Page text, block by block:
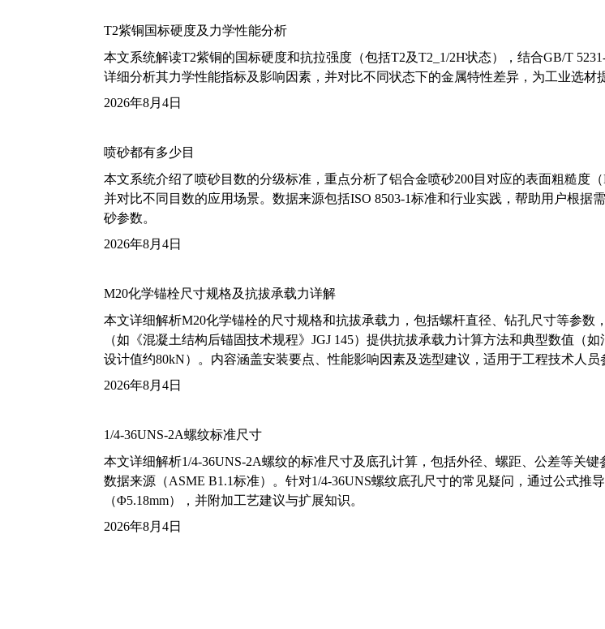
T2紫铜国标硬度及力学性能分析
本文系统解读T2紫铜的国标硬度和抗拉强度（包括T2及T2_1/2H状态），结合GB/T 5231-
详细分析其力学性能指标及影响因素，并对比不同状态下的金属特性差异，为工业选材
2026年8月4日
喷砂都有多少目
本文系统介绍了喷砂目数的分级标准，重点分析了铝合金喷砂200目对应的表面粗糙度（
并对比不同目数的应用场景。数据来源包括ISO 8503-1标准和行业实践，帮助用户根据
砂参数。
2026年8月4日
M20化学锚栓尺寸规格及抗拔承载力详解
本文详细解析M20化学锚栓的尺寸规格和抗拔承载力，包括螺杆直径、钻孔尺寸等参数
（如《混凝土结构后锚固技术规程》JGJ 145）提供抗拔承载力计算方法和典型数值（
设计值约80kN）。内容涵盖安装要点、性能影响因素及选型建议，适用于工程技术人员
2026年8月4日
1/4-36UNS-2A螺纹标准尺寸
本文详细解析1/4-36UNS-2A螺纹的标准尺寸及底孔计算，包括外径、螺距、公差等关键
数据来源（ASME B1.1标准）。针对1/4-36UNS螺纹底孔尺寸的常见疑问，通过公式推
（Φ5.18mm），并附加工艺建议与扩展知识。
2026年8月4日